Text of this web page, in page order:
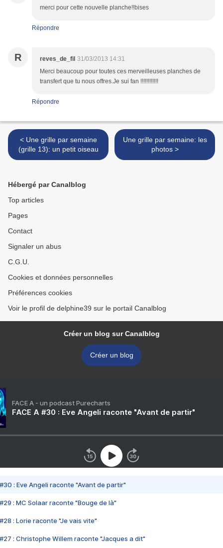
merci pour cette nouvelle planche!!bises
Répondre
R reves_de_fil 31/03/2013 14:31
Merci beaucoup pour toutes ces merveilleuses planches de
transfert que tu nous offres.Je sui fan !!!!!!!!!!!!
Répondre
< Une grille par semaine
(grille 13): un petit oiseau
Une grille par semaine: les
photos >
Hébergé par Canalblog
Top articles
Pages
Contact
Signaler un abus
C.G.U.
Cookies et données personnelles
Préférences cookies
Voir le profil de delphine39 sur le portail Canalblog
Créer un blog sur Canalblog
Créer un blog
FACE A - un podcast Purecharts
FACE A #30 : Eve Angeli raconte "Avant de partir"
#30 : Eve Angeli raconte "Avant de partir"
#29 : MC Solaar raconte "Bouge de là"
#28 : Lorie raconte "Je vais vite"
#27 : Christophe Willem raconte "Jacques a dit"